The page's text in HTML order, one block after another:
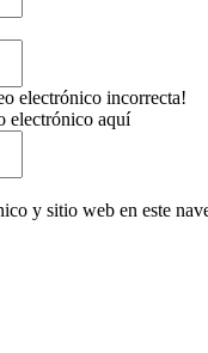
electrónico incorrecta!
electrónico aquí
y sitio web en este